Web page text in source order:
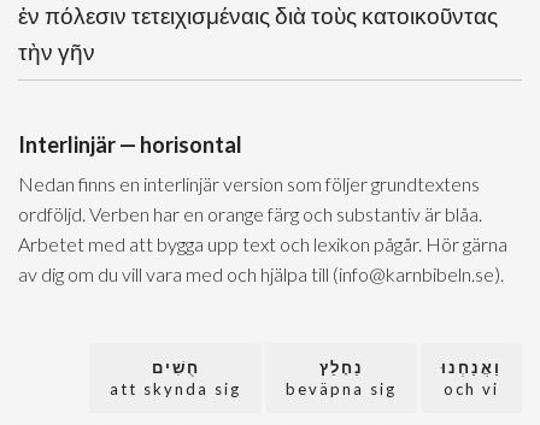
ἐν πόλεσιν τετειχισμέναις διὰ τοὺς κατοικοῦντας
τὴν γῆν
Interlinjär — horisontal
Nedan finns en interlinjär version som följer grundtextens
ordföljd. Verben har en orange färg och substantiv är blåa.
Arbetet med att bygga upp text och lexikon pågår. Hör gärna
av dig om du vill vara med och hjälpa till (info@karnbibeln.se).
וַאֲנַחְנוּ
och vi
נֵחָלֵץ
beväpna sig
חֻשִׁים
att skynda sig